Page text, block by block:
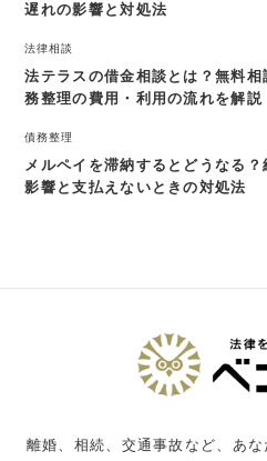
遅れの影響と対処法
法律相談
法テラスの借金相談とは？無料相
務整理の費用・利用の流れを解説
債務整理
メルペイを滞納するとどうなる？
影響と支払えないときの対処法
離婚、相続、交通事故など、あ